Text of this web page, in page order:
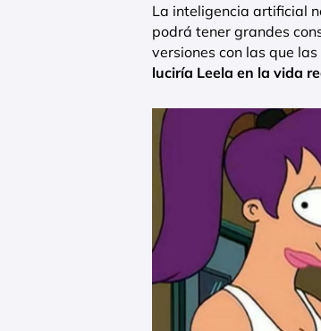
La inteligencia artificial
podrá tener grandes
versiones con las que
luciría Leela en la vida